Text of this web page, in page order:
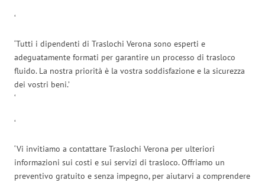
‘
‘Tutti i dipendenti di Traslochi Verona sono esperti e
adeguatamente formati per garantire un processo di trasloco
fluido. La nostra priorità è la vostra soddisfazione e la sicurezza
dei vostri beni.’
‘
‘
‘Vi invitiamo a contattare Traslochi Verona per ulteriori
informazioni sui costi e sui servizi di trasloco. Offriamo un
preventivo gratuito e senza impegno, per aiutarvi a comprendere